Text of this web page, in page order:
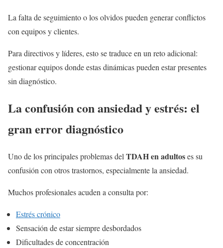
La falta de seguimiento o los olvidos pueden generar conflictos
con equipos y clientes.
Para directivos y líderes, esto se traduce en un reto adicional:
gestionar equipos donde estas dinámicas pueden estar presentes
sin diagnóstico.
La confusión con ansiedad y estrés: el
gran error diagnóstico
Uno de los principales problemas delTDAH en adultoses su
confusión con otros trastornos, especialmente la ansiedad.
Muchos profesionales acuden a consulta por:
Estrés crónico
Sensación de estar siempre desbordados
Dificultades de concentración